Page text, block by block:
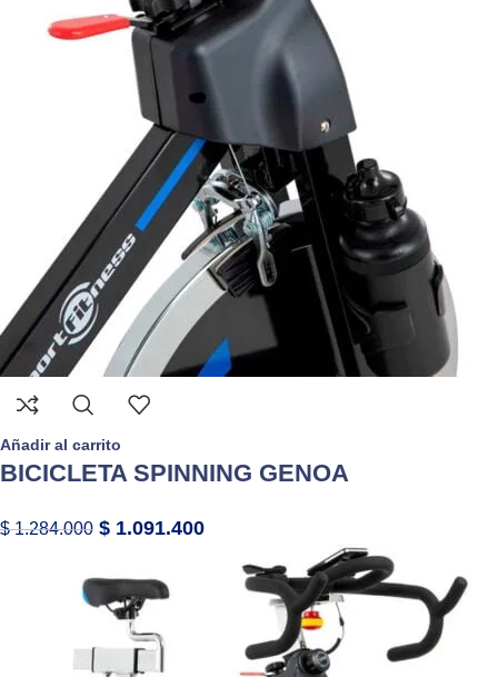
Añadir al carrito
BICICLETA SPINNING GENOA
$1.284.000 $ 1.091.400